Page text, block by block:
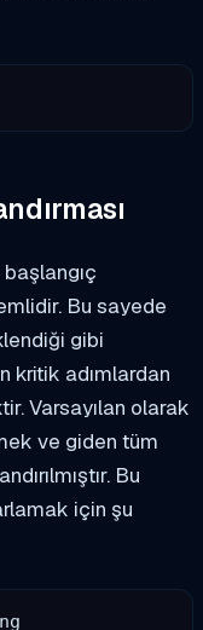
Bu sayede
gibi
kritik adımlardan
Varsayılan olarak
ve giden tüm
Bu
için şu